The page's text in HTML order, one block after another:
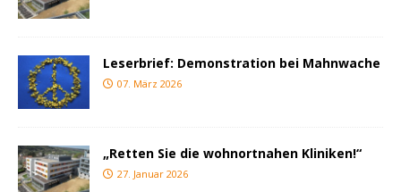
Leserbrief: Demonstration bei Mahnwache
07. März 2026
„Retten Sie die wohnortnahen Kliniken!“
27. Januar 2026